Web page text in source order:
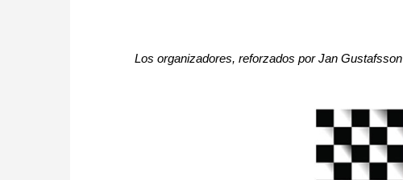
Los organizadores, reforzados por Jan Gustafsson